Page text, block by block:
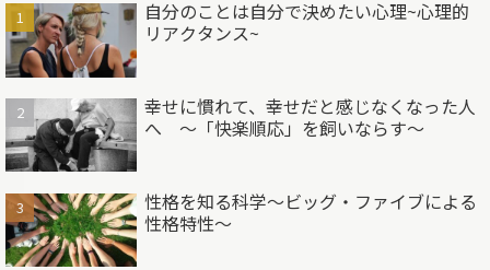
自分のことは自分で決めたい心理~心理的
リアクタンス~
幸せに慣れて、幸せだと感じなくなった人
へ ～「快楽順応」を飼いならす～
性格を知る科学～ビッグ・ファイブによる
性格特性～